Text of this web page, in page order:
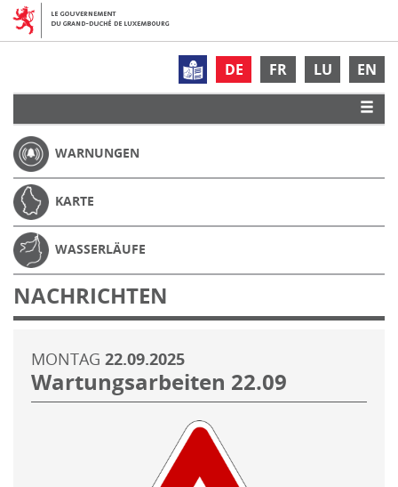
DE FR LU EN
WARNUNGEN
KARTE
WASSERLÄUFE
NACHRICHTEN
MONTAG 22.09.2025
Wartungsarbeiten 22.09